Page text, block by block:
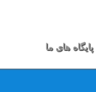
پایگاه های ما